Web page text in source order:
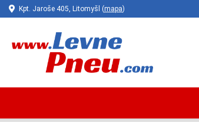
Kpt. Jaroše 405, Litomyšl (mapa)